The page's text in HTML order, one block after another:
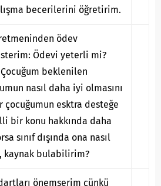
becerilerini öğretirim.
ödev
Ödevi yeterli mi?
beklenilen
nasıl daha iyi olmasını
çocuğumun esktra desteğe
bir konu hakkında daha
sınıf dışında ona nasıl
kaynak bulabilirim?
önemserim çünkü